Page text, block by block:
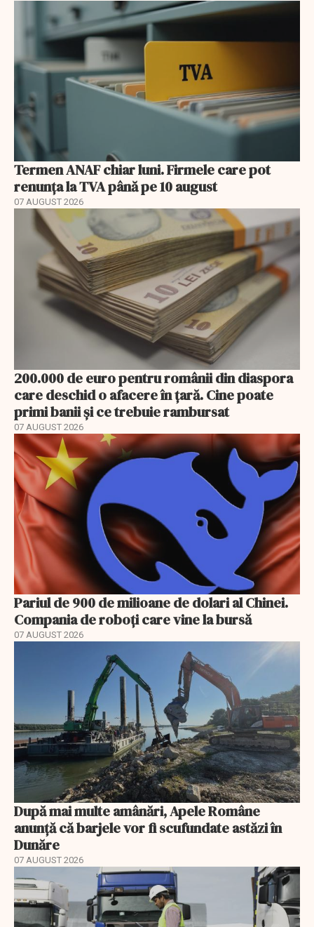
Termen ANAF chiar luni. Firmele care pot
renunța la TVA până pe 10 august
07 AUGUST 2026
200.000 de euro pentru românii din diaspora
care deschid o afacere în țară. Cine poate
primi banii și ce trebuie rambursat
07 AUGUST 2026
Pariul de 900 de milioane de dolari al Chinei.
Compania de roboți care vine la bursă
07 AUGUST 2026
După mai multe amânări, Apele Române
anunță că barjele vor fi scufundate astăzi în
Dunăre
07 AUGUST 2026